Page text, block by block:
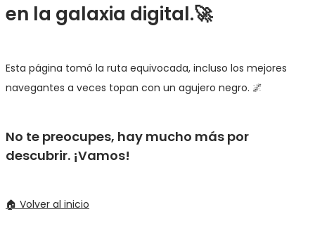
en la galaxia digital.🚀
Esta página tomó la ruta equivocada, incluso los mejores
navegantes a veces topan con un agujero negro. 🌌
No te preocupes, hay mucho más por
descubrir. ¡Vamos!
🏠 Volver al inicio